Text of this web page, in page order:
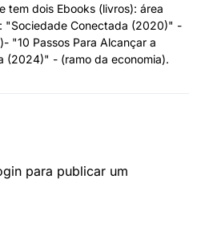
tem dois Ebooks (livros): área
"Sociedade Conectada (2020)" -
"10 Passos Para Alcançar a
(2024)" - (ramo da economia).
para publicar um